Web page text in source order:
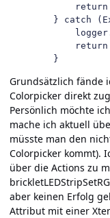
} catch
return
        }
Grundsätzlich fände
Colorpicker direkt
Persönlich möchte
mache ich aktuell
müsste man den
Colorpicker kommt).
über die Actions zu
aber keinen Erfolg
Attribut mit einer